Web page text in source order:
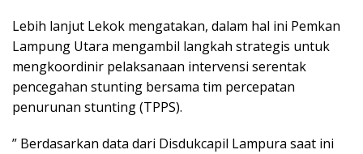
Lebih lanjut Lekok mengatakan, dalam hal ini Pemkan
Lampung Utara mengambil langkah strategis untuk
mengkoordinir pelaksanaan intervensi serentak
pencegahan stunting bersama tim percepatan
penurunan stunting (TPPS).
” Berdasarkan data dari Disdukcapil Lampura saat ini